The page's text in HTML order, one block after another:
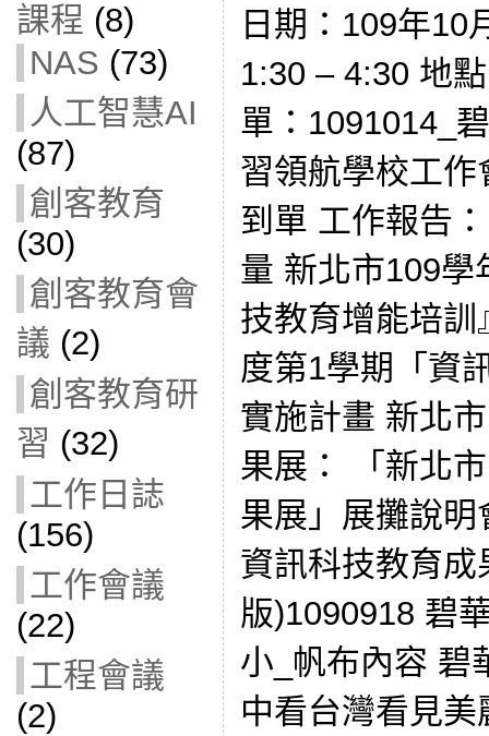
課程 (8)
NAS (73)
人工智慧AI
(87)
創客教育
(30)
創客教育會
議 (2)
創客教育研
習 (32)
工作日誌
(156)
工作會議
(22)
工程會議
(2)
日期：109年10
1:30 – 4:30 地
單：1091014_
習領航學校工
到單 工作報告
量 新北市109學
技教育增能培
度第1學期「資
實施計畫 新北
果展： 「新北
果展」展攤說
資訊科技教育
版)1090918 碧
小_帆布內容 碧
中看台灣看見